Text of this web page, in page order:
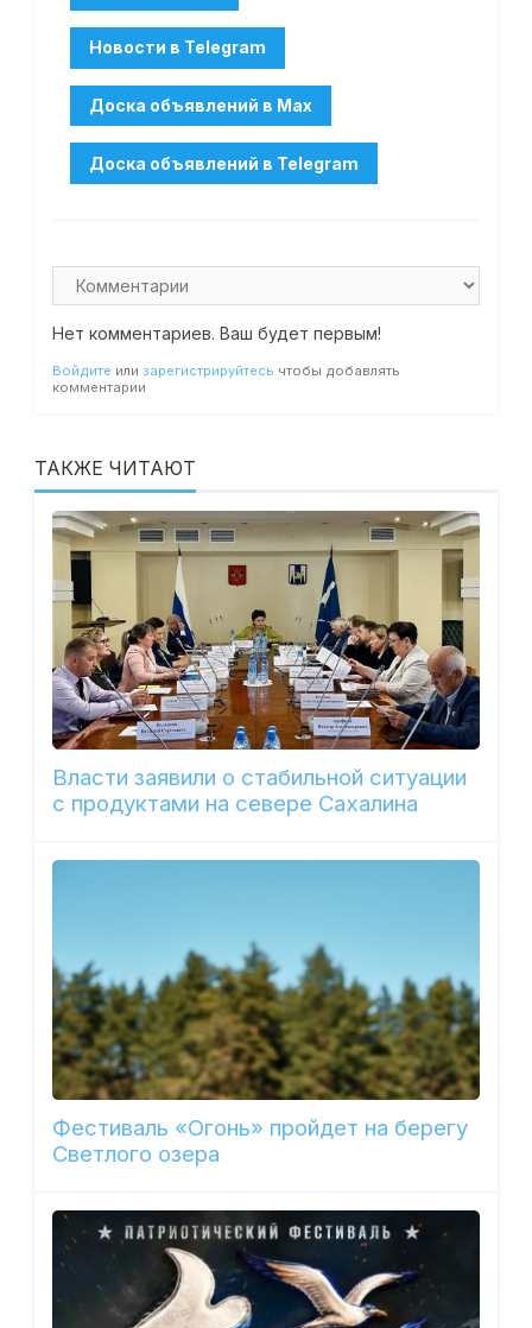
Нет комментариев. Ваш будет первым!
Войдите или зарегистрируйтесь чтобы добавлять
комментарии
ТАКЖЕ ЧИТАЮТ
Власти заявили о стабильной ситуации
с продуктами на севере Сахалина
Фестиваль «Огонь» пройдет на берегу
Светлого озера